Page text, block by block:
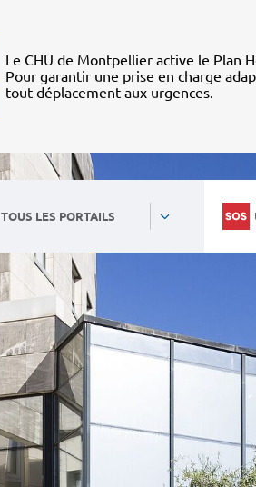
Le CHU de Montpellier active le Plan
Pour garantir une prise en charge
tout déplacement aux urgences.
TOUS LES PORTAILS